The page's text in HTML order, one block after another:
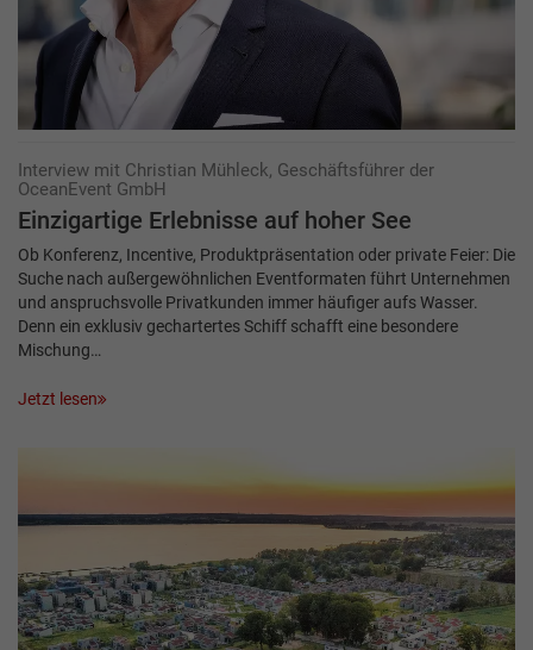
Interview mit Christian Mühleck, Geschäftsführer der
OceanEvent GmbH
Einzigartige Erlebnisse auf hoher See
Ob Konferenz, Incentive, Produktpräsentation oder private Feier: Die
Suche nach außergewöhnlichen Eventformaten führt Unternehmen
und anspruchsvolle Privatkunden immer häufiger aufs Wasser.
Denn ein exklusiv gechartertes Schiff schafft eine besondere
Mischung…
Jetzt lesen